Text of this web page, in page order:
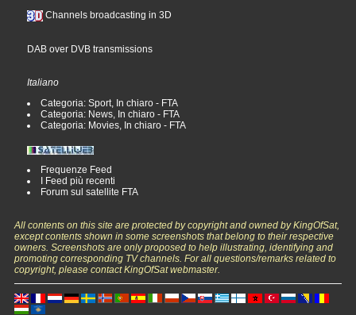
Channels broadcasting in 3D
DAB over DVB transmissions
Italiano
Categoria: Sport, In chiaro - FTA
Categoria: News, In chiaro - FTA
Categoria: Movies, In chiaro - FTA
Frequenze Feed
I Feed più recenti
Forum sul satellite FTA
All contents on this site are protected by copyright and owned by KingOfSat,
except contents shown in some screenshots that belong to their respective
owners. Screenshots are only proposed to help illustrating, identifying and
promoting corresponding TV channels. For all questions/remarks related to
copyright, please contact KingOfSat webmaster.